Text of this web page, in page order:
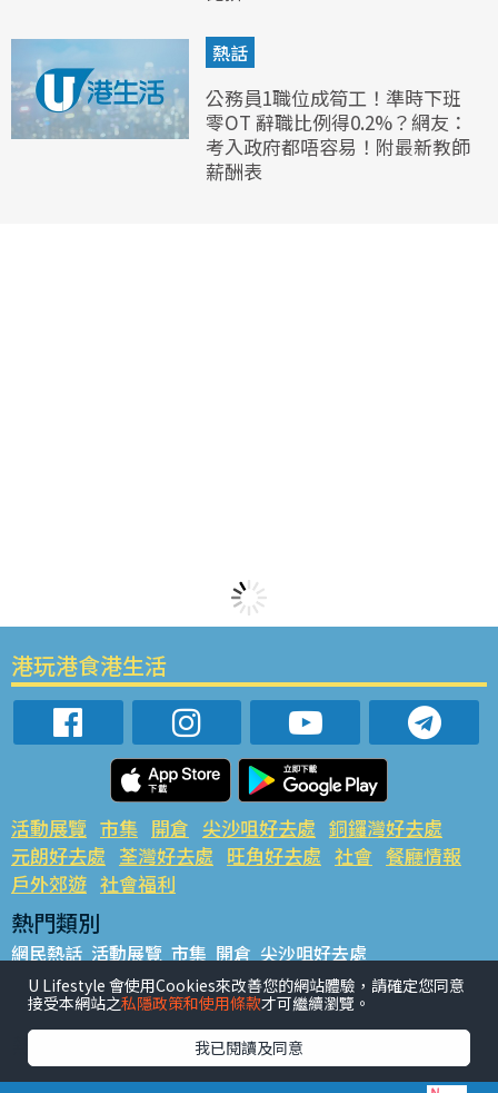
熱話
公務員1職位成筍工！準時下班
零OT 辭職比例得0.2%？網友：
考入政府都唔容易！附最新教師
薪酬表
港玩港食港生活
活動展覽 市集 開倉 尖沙咀好去處 銅鑼灣好去處
元朗好去處 荃灣好去處 旺角好去處 社會 餐廳情報
戶外郊遊 社會福利
熱門類別
網民熱話 活動展覽 市集 開倉 尖沙咀好去處
銅鑼灣好去處 元朗好去處 荃灣好去處 旺角好去處 社會
餐廳情報 戶外郊遊
熱門標籤
#UGO搵好去處 #人氣活動推介 #美食社群熱話
U Lifestyle 會使用Cookies來改善您的網站體驗，請確定您同意
接受本網站之私隱政策和使用條款才可繼續瀏覽。
我已閱讀及同意